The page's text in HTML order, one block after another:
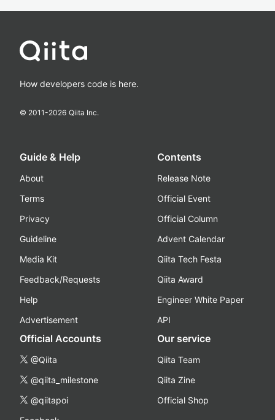
How developers code is here.
© 2011-2026 Qiita Inc.
Guide & Help
About
Terms
Privacy
Guideline
Media Kit
Feedback/Requests
Help
Advertisement
Contents
Release Note
Official Event
Official Column
Advent Calendar
Qiita Tech Festa
Qiita Award
Engineer White Paper
API
Official Accounts
@Qiita
@qiita_milestone
@qiitapoi
Our service
Qiita Team
Qiita Zine
Official Shop